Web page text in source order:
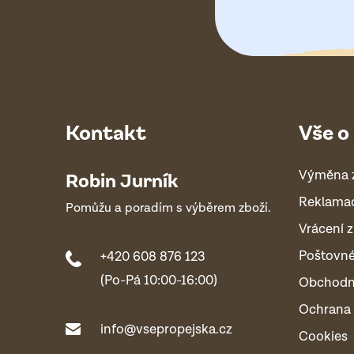
Kontakt
Robin Jurník
Pomůžu a poradím s výběrem zboží.
+420 608 876 123
(Po-Pá 10:00-16:00)
info@vsepropejska.cz
Vše
Výměna
Vrácení
Cookies